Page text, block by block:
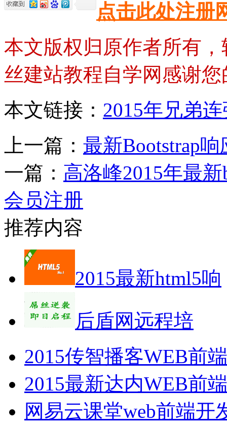
点击此处注册
本文版权归原作者所有
丝建站教程自学网感谢
本文链接： 2015年兄弟
上一篇： 最新Bootstrap
一篇： 高洛峰2015年最
会员注册
推荐内容
2015最新html5响
后盾网远程培
2015传智播客WEB前
2015最新达内WEB前
网易云课堂web前端开